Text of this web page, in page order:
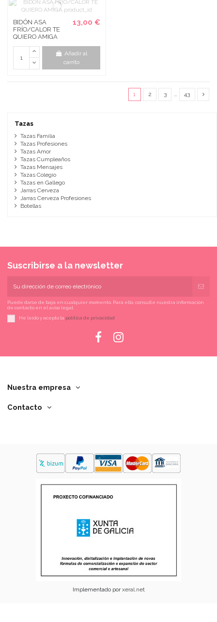
BIDÓN ASA
FRÍO/CALOR TE
QUIERO AMIGA
13,00 €
Añadir al
carrito
1 2 3 … 43
Tazas
Tazas Familia
Tazas Profesiones
Tazas Amor
Tazas Cumpleaños
Tazas Mensajes
Tazas Colegio
Tazas en Gallego
Jarras Cerveza
Jarras Cerveza Profesiones
Botellas
Suscribirse a la newsletter
Puede darse de baja en cualquier momento. Para ello, consulte nuestra información
de contacto en el aviso legal.
He leído y acepto la política de privacidad
Nuestra empresa
Contacto
Implementado porxeral.net